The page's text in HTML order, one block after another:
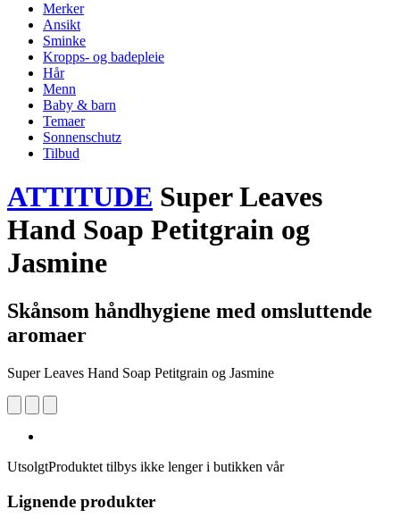
Merker
Ansikt
Sminke
Kropps- og badepleie
Hår
Menn
Baby & barn
Temaer
Sonnenschutz
Tilbud
ATTITUDE Super Leaves
Hand Soap Petitgrain og
Jasmine
Skånsom håndhygiene med omsluttende
aromaer
Super Leaves Hand Soap Petitgrain og Jasmine
UtsolgtProduktet tilbys ikke lenger i butikken vår
Lignende produkter